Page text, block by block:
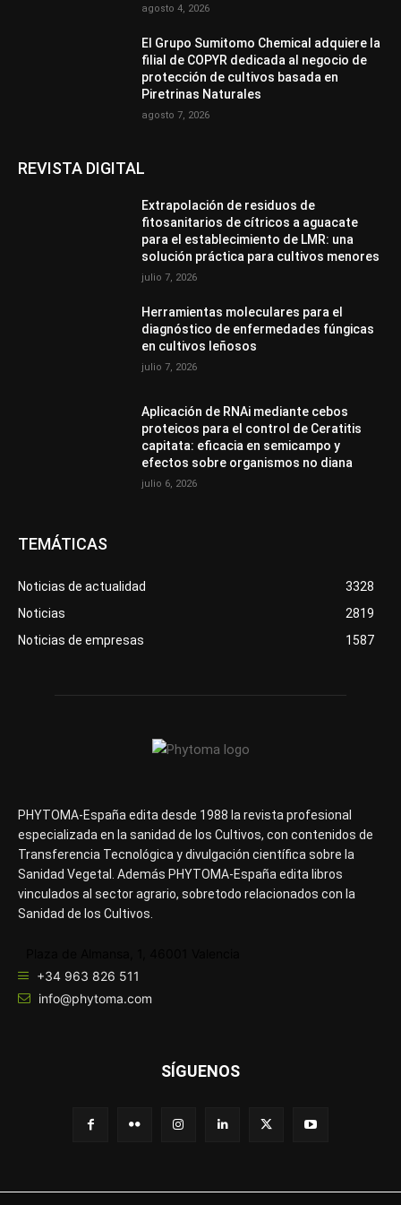
agosto 4, 2026
El Grupo Sumitomo Chemical adquiere la
filial de COPYR dedicada al negocio de
protección de cultivos basada en
Piretrinas Naturales
agosto 7, 2026
REVISTA DIGITAL
Extrapolación de residuos de
fitosanitarios de cítricos a aguacate
para el establecimiento de LMR: una
solución práctica para cultivos menores
julio 7, 2026
Herramientas moleculares para el
diagnóstico de enfermedades fúngicas
en cultivos leñosos
julio 7, 2026
Aplicación de RNAi mediante cebos
proteicos para el control de Ceratitis
capitata: eficacia en semicampo y
efectos sobre organismos no diana
julio 6, 2026
TEMÁTICAS
Noticias de actualidad
3328
Noticias
2819
Noticias de empresas
1587
PHYTOMA-España edita desde 1988 la revista profesional
especializada en la sanidad de los Cultivos, con contenidos de
Transferencia Tecnológica y divulgación científica sobre la
Sanidad Vegetal. Además PHYTOMA-España edita libros
vinculados al sector agrario, sobretodo relacionados con la
Sanidad de los Cultivos.
+34 963 826 511
info@phytoma.com
SÍGUENOS